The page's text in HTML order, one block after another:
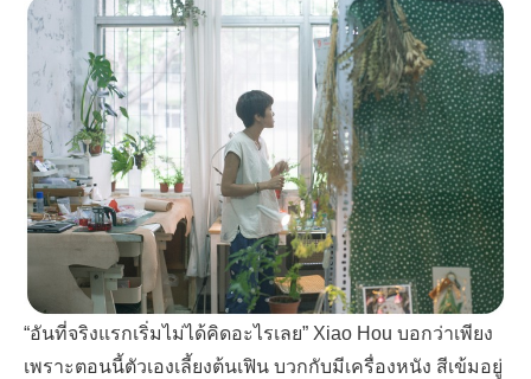
“อันที่จริงแรกเริ่มไม่ได้คิดอะไรเลย” Xiao Hou บอกว่าเพียง
เพราะตอนนี้ตัวเองเลี้ยงต้นเฟิน บวกกับมีเครื่องหนัง สีเข้มอยู่